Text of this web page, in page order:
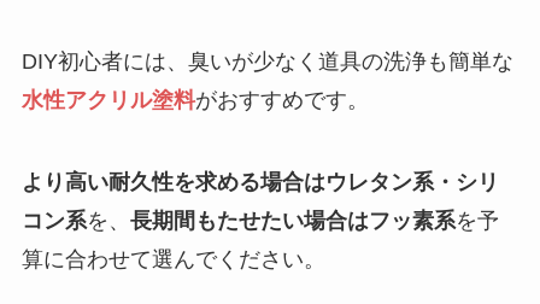
DIY初心者には、臭いが少なく道具の洗浄も簡単な
水性アクリル塗料がおすすめです。
より高い耐久性を求める場合はウレタン系・シリ
コン系を、 長期間もたせたい場合はフッ素系を予
算に合わせて選んでください。